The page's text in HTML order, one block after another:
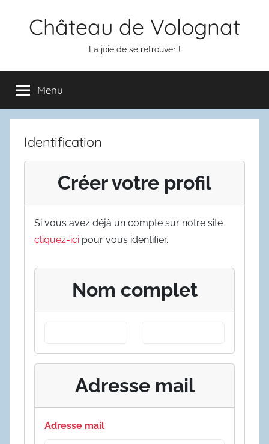
Château de Volognat
La joie de se retrouver !
Menu
Identification
Créer votre profil
Si vous avez déjà un compte sur notre site
cliquez-ici pour vous identifier.
Nom complet
Adresse mail
Adresse mail